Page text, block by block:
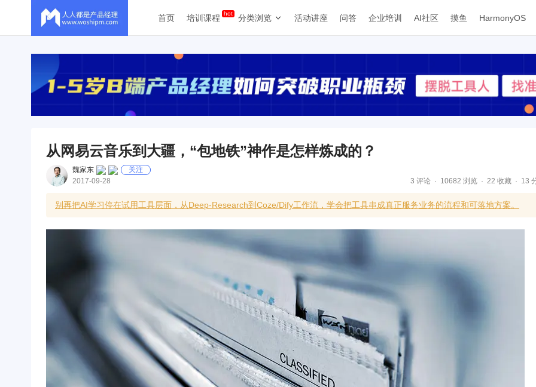
首页 培训课程 分类浏览 活动讲座 问答 企业培训 AI社区 摸鱼 HarmonyOS
从网易云音乐到大疆，“包地铁”神作是怎样炼成的？
魏家东
关注
2017-09-28
3 评论 10682 浏览 22 收藏 13
别再把AI学习停在试用工具层面，从Deep-Research到Coze/Dify工作流，学会把工具串成真正服务业务的流程和可落地方案。